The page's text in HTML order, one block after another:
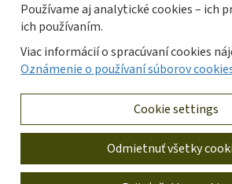
štandardizáciu, kodifikáciu a štátne
Slovenskej republiky.
Tvorba stránok: Progresívne Aplikácie
Používame aj analytické cookies – ich
ich používaním.
Viac informácií o spracúvaní cookies
Oznámenie o používaní súborov
Cookie settings
Odmietnuť všetky